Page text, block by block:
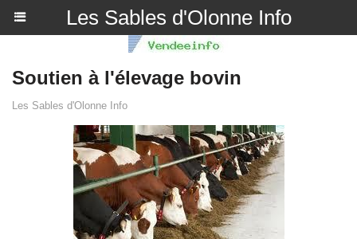
Les Sables d'Olonne Info
Soutien à l'élevage bovin
Les Sables d'Olonne Info